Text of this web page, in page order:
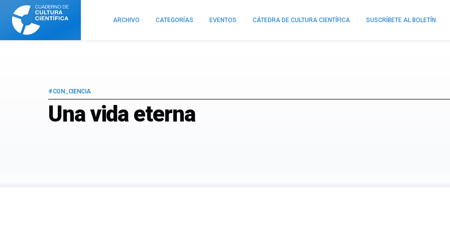
Cuaderno
Cultura
Científica
ARCHIVO CATEGORÍAS EVENTOS CÁTEDRA DE CULTURA CIENTÍFICA SUSCRÍBETE AL BOLETÍN
Una vida eterna
#CON_CIENCIA